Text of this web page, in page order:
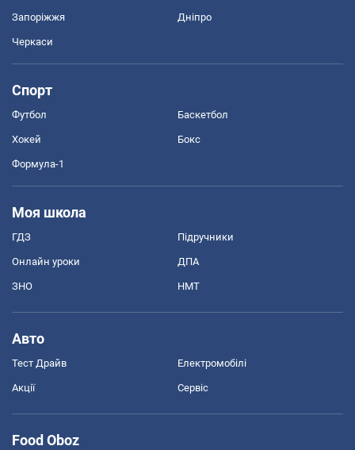
Запоріжжя Дніпро
Черкаси
Спорт
Футбол Баскетбол
Хокей Бокс
Формула-1
Моя школа
ГДЗ Підручники
Онлайн уроки ДПА
ЗНО НМТ
Авто
Тест Драйв Електромобілі
Акції Сервіс
Food Oboz